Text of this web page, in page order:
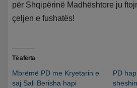
për Shqipërinë Madhështore ju
çeljen e fushatës!
Të afërta
Mbrëmë PD me Kryetarin e
saj Sali Berisha hapi
PD